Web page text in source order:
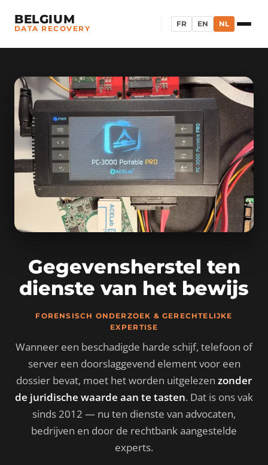
BELGIUM
DATA RECOVERY FR EN NL
Gegevensherstel ten
dienste van het bewijs
FORENSISCH ONDERZOEK & GERECHTELIJKE
EXPERTISE
Wanneer een beschadigde harde schijf, telefoon of
server een doorslaggevend element voor een
dossier bevat, moet het worden uitgelezen zonder
de juridische waarde aan te tasten. Dat is ons vak
sinds 2012 — nu ten dienste van advocaten,
bedrijven en door de rechtbank aangestelde
experts.